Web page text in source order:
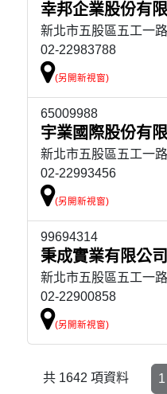
幸邦企業股份有
新北市五股區五工一
02-22983788
65009988
宇業國際股份有
新北市五股區五工一
02-22993456
99694314
秉成實業有限公司
新北市五股區五工一
02-22900858
共 1642 項資料 1